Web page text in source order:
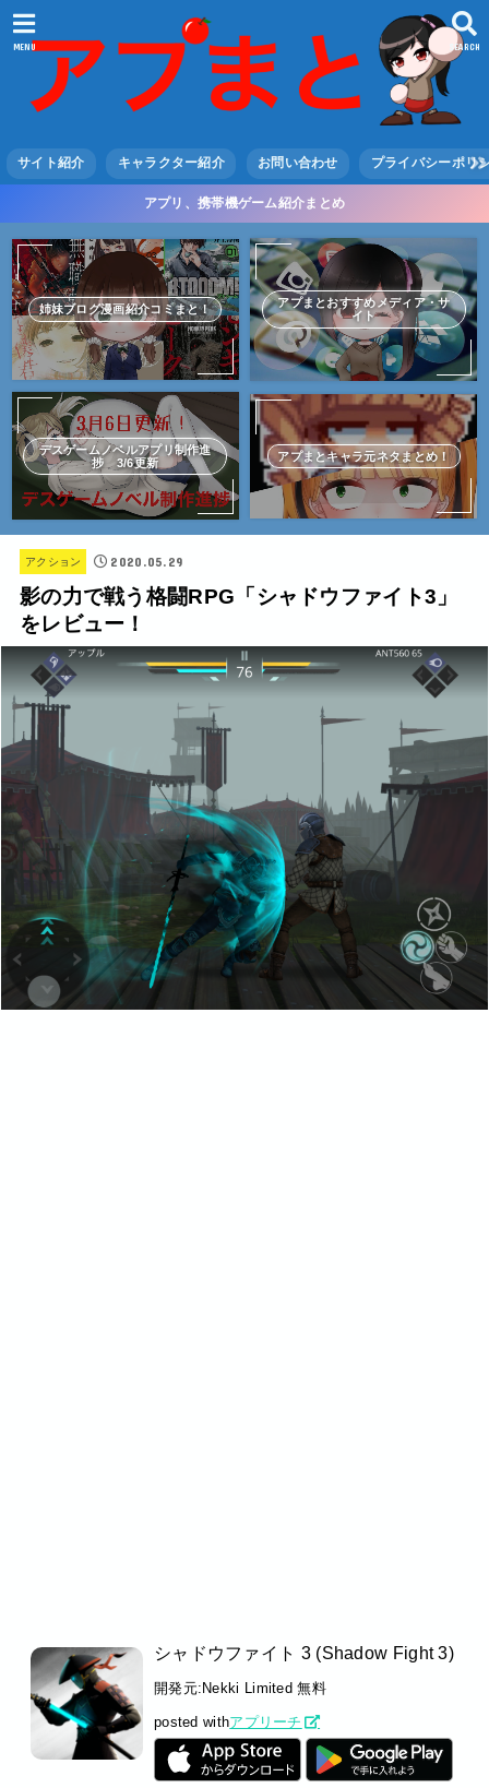
SEARCH
MENU
サイト紹介 キャラクター紹介 お問い合わせ プライバシーポリ
アプリ、携帯機ゲーム紹介まとめ
姉妹ブログ漫画紹介コミまと！
アプまとおすすめメディア・サ
イト
デスゲームノベルアプリ制作進
捗 3/6更新
アプまとキャラ元ネタまとめ！
アクション 2020.05.29
影の力で戦う格闘RPG「シャドウファイト3」
をレビュー！
シャドウファイト 3 (Shadow Fight 3)
開発元: Nekki Limited 無料
posted withアプリーチ